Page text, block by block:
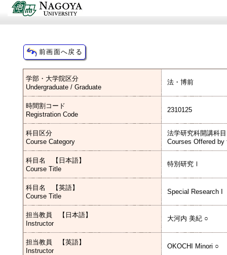
学部・大学院区分
Undergraduate / Graduate
法・博前
時間割コード
Registration Code
2310125
科目区分
Course Category
法学研究科開講科目
Courses Offered by
科目名 【日本語】
Course Title
特別研究Ⅰ
科目名 【英語】
Course Title
Special Research I
担当教員 【日本語】
Instructor
大河内 美紀 ○
担当教員 【英語】
Instructor
OKOCHI Minori ○